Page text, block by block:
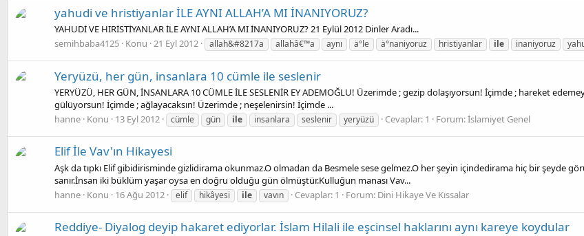
yahudi ve hristiyanlar İLE AYNI ALLAH’A MI İNANIYORUZ?
YAHUDİ VE HIRİSTİYANLAR İLE AYNI ALLAH’A MI İNANIYORUZ? 21 Eylül 2012 Dinler Aradı...
semihbaba4125 Konu 21 Eyl 2012 allah&#8217a allahâ€™a aynı ä°le ä°naniyoruz hristiyanlar ile inaniyoruz
Yeryüzü, her gün, insanlara 10 cümle ile seslenir
YERYÜZÜ, HER GÜN, İNSANLARA 10 CÜMLE İLE SESLENİR EY ADEMOĞLU! Üzerimde ; gezip dolaşıyorsun! İçimde ; hareket
gülüyorsun! İçimde ; ağlayacaksın! Üzerimde ; neşelenirsin! İçimde ...
hanne Konu 13 Eyl 2012 cümle gün ile insanlara seslenir yeryüzü Cevaplar: 1 Forum:İslamiyet Genel
Elif İle Vav'ın Hikayesi
Aşk da tıpkı Elif gibidirisminde gizlidirama okunmaz.O olmadan da Besmele sese gelmez.O her şeyin içindedirama hiç bir şeyde
sanır.İnsan iki büklüm yaşar oysa en doğru olduğu gün ölmüştür.Kulluğun manası Vav...
hanne Konu 16 Ağu 2012 elif hikâyesi ile vavın Cevaplar: 1 Forum: Dini Hikaye Ve Kıssalar
Reddiye- Diyalog deyip hakaret ediyorlar. İslam Hilali ile eşcinsel haklarını aynı kareye koydular